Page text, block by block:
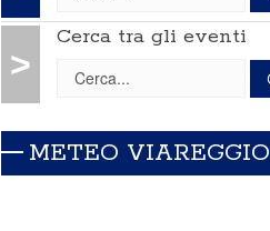
>
Cerca tra gli eventi
METEO VIAREGGIO